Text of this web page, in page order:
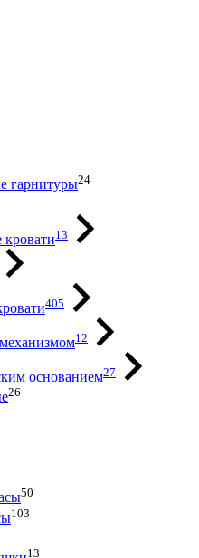
гарнитуры24
13
405
12
основанием27
26
50
103
13